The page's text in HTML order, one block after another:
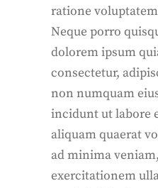
ratione
Neque porro
dolorem ipsum
consectetur,
non numquam
incidunt ut labore
aliquam quaerat
ad minima
exercitationem